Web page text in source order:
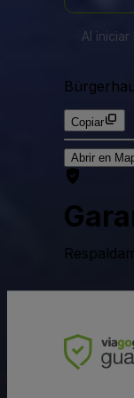
Al
Copiar
Abrir en